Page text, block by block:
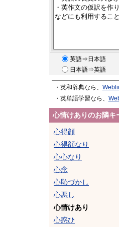
英語⇒日本語
日本語⇒英語
・英和辞典なら、
・英単語学習なら、
心情けありのお隣キ
心得顔
心得顔なり
心心なり
心念
心恥づかし
心悪し
心情けあり
心惑ひ